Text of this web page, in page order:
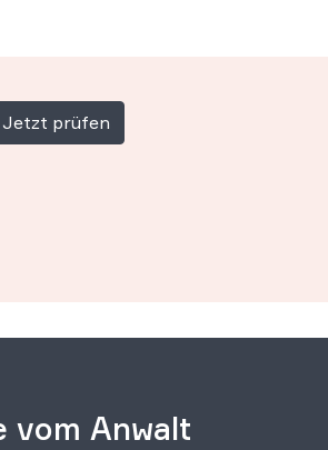
Jetzt prüfen
vom Anwalt